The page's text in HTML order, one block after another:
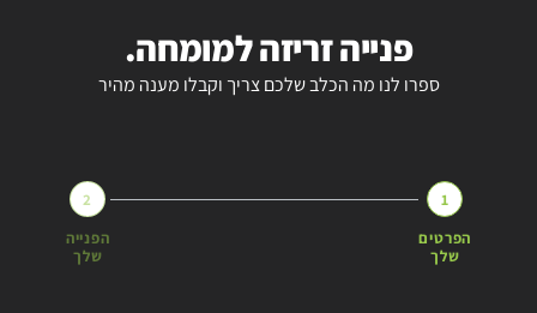
פנייה זריזה למומחה.
ספרו לנו מה הכלב שלכם צריך וקבלו מענה מהיר
1
הפרטים
שלך
2
הפנייה
שלך